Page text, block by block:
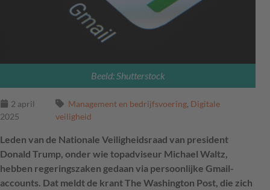
Beeld: Shutterstock
2 april
2025
Management en bedrijfsvoering, Digitale
veiligheid
Leden van de Nationale Veiligheidsraad van president
Donald Trump, onder wie topadviseur Michael Waltz,
hebben regeringszaken gedaan via persoonlijke Gmail-
accounts. Dat meldt de krant The Washington Post, die zich